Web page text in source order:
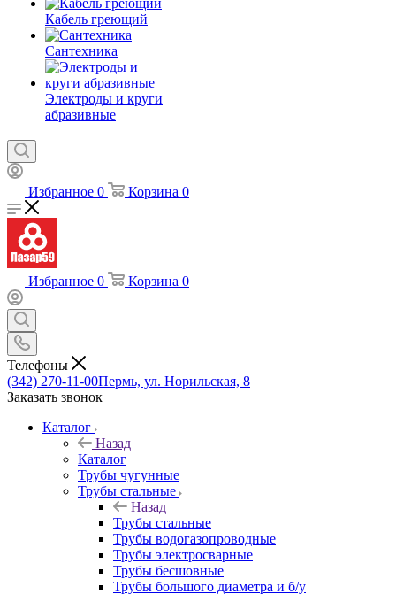
Кабель греющий
Сантехника
Электроды и круги
абразивные
Избранное 0 Корзина 0
Избранное 0 Корзина 0
Телефоны
(342) 270-11-00Пермь, ул. Норильская, 8
Заказать звонок
Каталог
Назад
Каталог
Трубы чугунные
Трубы стальные
Назад
Трубы стальные
Трубы водогазопроводные
Трубы электросварные
Трубы бесшовные
Трубы большого диаметра и б/у